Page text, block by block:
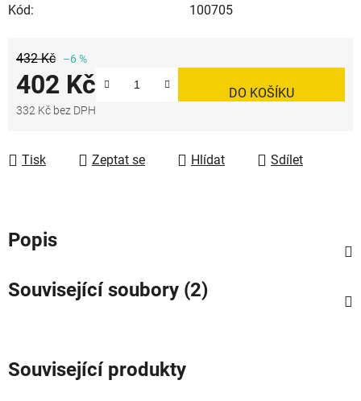
Kód:
100705
432 Kč –6 %
402 Kč
332 Kč bez DPH
DO KOŠÍKU
Tisk Zeptat se Hlídat Sdílet
Popis
Související soubory (2)
Související produkty